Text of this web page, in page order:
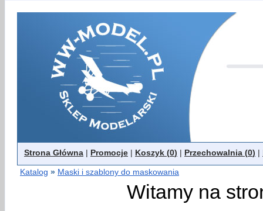
Strona Główna | Promocje | Koszyk (0) | Przechowalnia (0) |
Katalog » Maski i szablony do maskowania
Witamy na